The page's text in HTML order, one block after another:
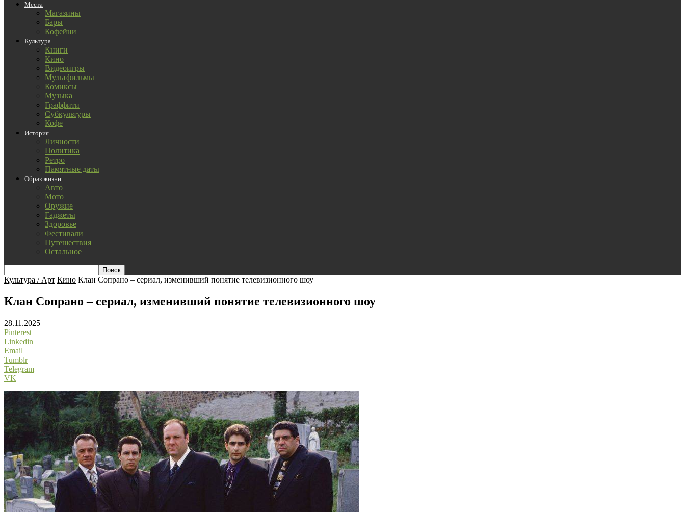
Места
Магазины
Бары
Кофейни
Культура
Книги
Кино
Видеоигры
Мультфильмы
Комиксы
Музыка
Граффити
Субкультуры
Кофе
История
Личности
Политика
Ретро
Памятные даты
Образ жизни
Авто
Мото
Оружие
Гаджеты
Здоровье
Фестивали
Путешествия
Остальное
Культура / Арт Кино Клан Сопрано – сериал, изменивший понятие телевизионного шоу
Клан Сопрано – сериал, изменивший понятие телевизионного шоу
28.11.2025
Pinterest
Linkedin
Email
Tumblr
Telegram
VK